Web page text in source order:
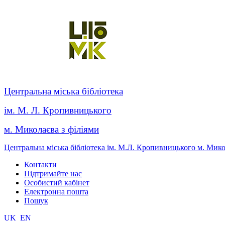
Центральна міська бібліотека
ім. М. Л. Кропивницького
м. Миколаєва з філіями
Центральна міська бібліотека ім. М.Л. Кропивницького м.
Контакти
Підтримайте нас
Особистий кабінет
Електронна пошта
Пошук
UK EN